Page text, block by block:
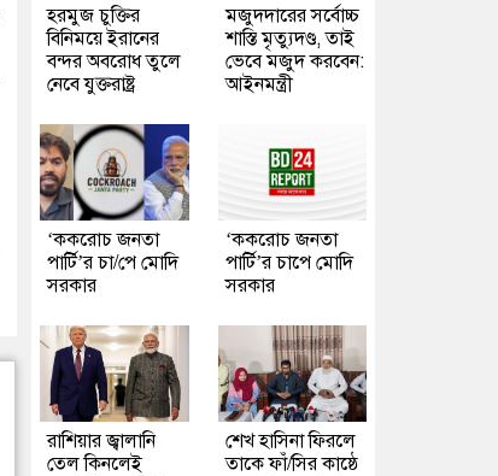
হরমুজ চুক্তির
বিনিময়ে ইরানের
বন্দর অবরোধ তুলে
নেবে যুক্তরাষ্ট্র
মজুদদারের সর্বোচ্চ
শাস্তি মৃত্যুদণ্ড, তাই
ভেবে মজুদ করবেন:
আইনমন্ত্রী
‘ককরোচ জনতা
পার্টি’র চা/পে মোদি
সরকার
‘ককরোচ জনতা
পার্টি’র চাপে মোদি
সরকার
রাশিয়ার জ্বালানি
তেল কিনলেই
শেখ হাসিনা ফিরলে
তাকে ফাঁ/সির কাষ্ঠে